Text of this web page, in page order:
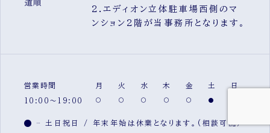
道順
2.エディオン立体駐車場西側のマ
ンション2階が当事務所となります。
営業時間 月 火 水 木 金 土 日
10:00～19:00
土日祝日 / 年末年始は休業となります。(相談可能)